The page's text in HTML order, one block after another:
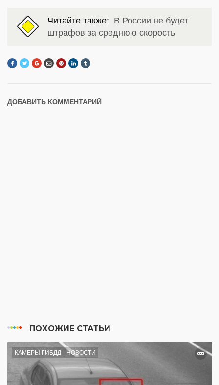
Читайте также: В России не будет
штрафов за среднюю скорость
ДОБАВИТЬ КОММЕНТАРИЙ
ПОХОЖИЕ СТАТЬИ
КАМЕРЫ ГИБДД НОВОСТИ